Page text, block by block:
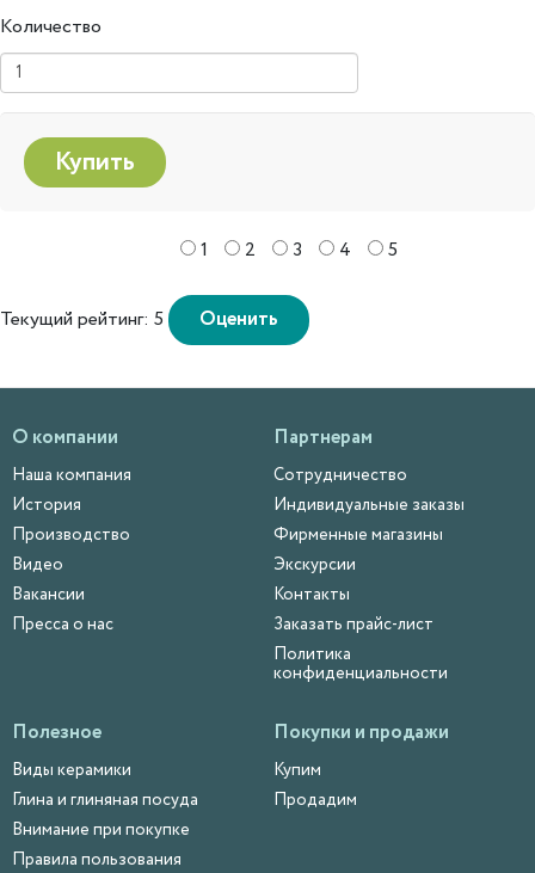
Количество
Текущий рейтинг: 5
1 2 3 4 5
О компании
Наша компания
История
Производство
Видео
Вакансии
Пресса о нас
Партнерам
Сотрудничество
Индивидуальные заказы
Фирменные магазины
Экскурсии
Контакты
Заказать прайс-лист
Политика
конфиденциальности
Полезное
Виды керамики
Глина и глиняная посуда
Внимание при покупке
Правила пользования
Покупки и продажи
Купим
Продадим